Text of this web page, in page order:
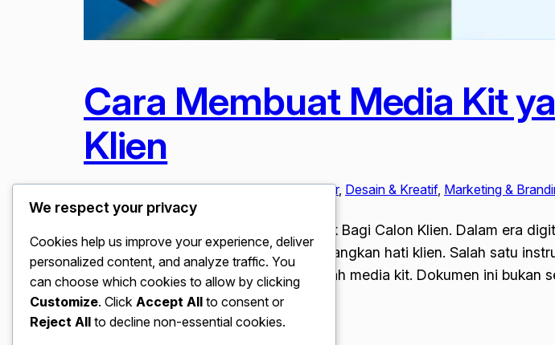
Cara Membuat Media Kit
Klien
Januari 4, 2026Content Creator & Influencer, Desain & Kreatif, Marketing &
Cara Membuat Media Kit yang Menarik Bagi Calon Klien. Dalam era
merupakan kunci utama untuk memenangkan hati klien. Salah satu
influencer, maupun pemilik bisnis adalah media kit. Dokumen ini
We respect your privacy
Cookies help us improve your experience, deliver
personalized content, and analyze traffic. You
can choose which cookies to allow by clicking
Customize. Click Accept All to consent or
Reject All to decline non-essential cookies.